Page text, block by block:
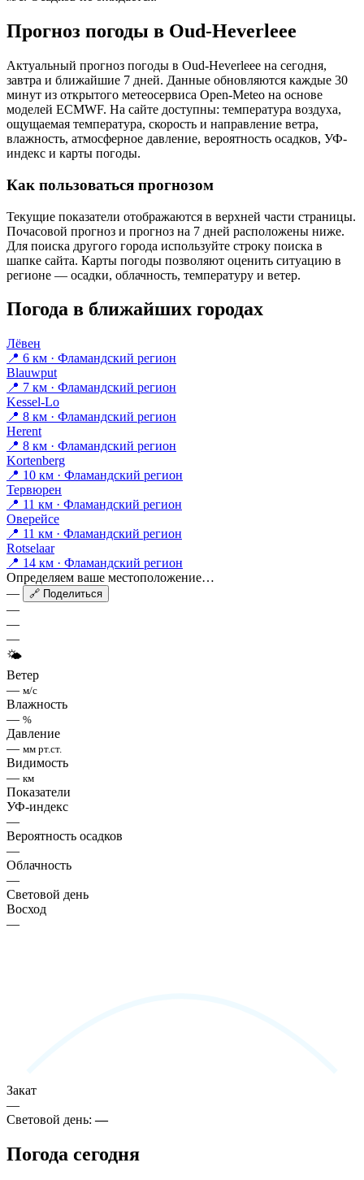
Прогноз погоды в Oud-Heverleeе
Актуальный прогноз погоды в Oud-Heverleeе на сегодня,
завтра и ближайшие 7 дней. Данные обновляются каждые 30
минут из открытого метеосервиса Open-Meteo на основе
моделей ECMWF. На сайте доступны: температура воздуха,
ощущаемая температура, скорость и направление ветра,
влажность, атмосферное давление, вероятность осадков, УФ-
индекс и карты погоды.
Как пользоваться прогнозом
Текущие показатели отображаются в верхней части страницы.
Почасовой прогноз и прогноз на 7 дней расположены ниже.
Для поиска другого города используйте строку поиска в
шапке сайта. Карты погоды позволяют оценить ситуацию в
регионе — осадки, облачность, температуру и ветер.
Погода в ближайших городах
Лёвен
📍 6 км · Фламандский регион
Blauwput
📍 7 км · Фламандский регион
Kessel-Lo
📍 8 км · Фламандский регион
Herent
📍 8 км · Фламандский регион
Kortenberg
📍 10 км · Фламандский регион
Тервюрен
📍 11 км · Фламандский регион
Оверейсе
📍 11 км · Фламандский регион
Rotselaar
📍 14 км · Фламандский регион
Определяем ваше местоположение…
—
🔗 Поделиться
—
—
—
🌤
Ветер
— м/с
Влажность
— %
Давление
— мм рт.ст.
Видимость
— км
Показатели
УФ-индекс
—
Вероятность осадков
—
Облачность
—
Световой день
Восход
—
Закат
—
Световой день:—
Погода сегодня